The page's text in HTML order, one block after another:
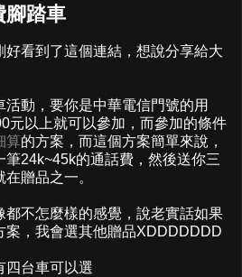
腳踏車
好看到了這個連結，想說分享給大
動，要你是中華電信門號的用
元以上就可以參加，而參加的條件
算的方案，而這個方案簡單來說，
筆24k~45k的通話費，然後送你三
贈品之一。
都不怎麼樣的感覺，說老實話如果
案，我會選其他贈品XDDDDDDD
四台車可以選